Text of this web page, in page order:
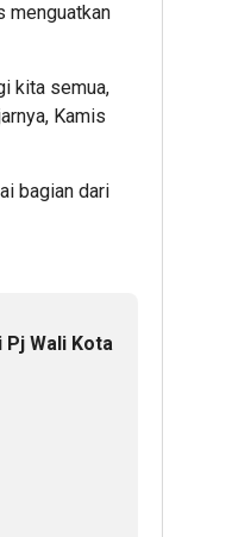
menguatkan
kita semua,
Kamis
bagian dari
Wali Kota